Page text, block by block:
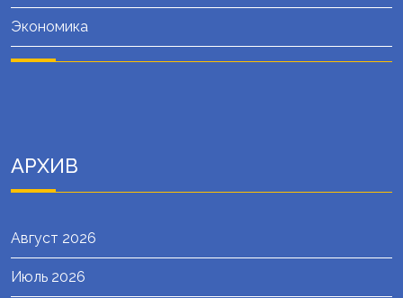
Экономика
АРХИВ
Август 2026
Июль 2026